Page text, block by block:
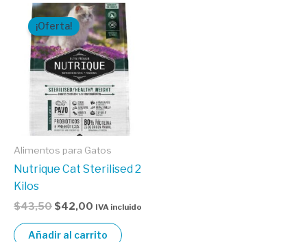
¡Oferta!
Alimentos para Gatos
Nutrique Cat Sterilised 2
Kilos
$43,50
precio
original
era:
$43,50.
$42,00
El
precio
actual
es:
$42,00.
IVA incluido
Añadir al carrito